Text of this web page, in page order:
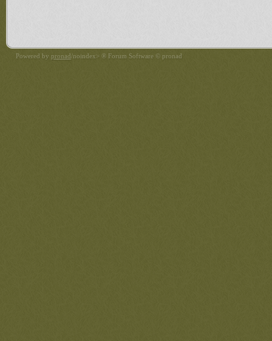
Powered by pronad/noindex> ® Forum Software © pronad